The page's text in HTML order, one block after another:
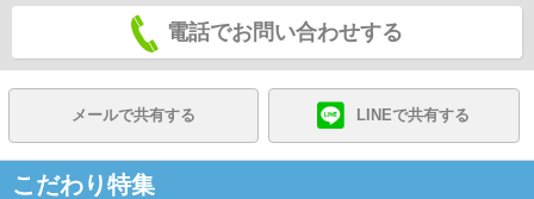
電話でお問い合わせする
メールで共有する LINEで共有する
こだわり特集